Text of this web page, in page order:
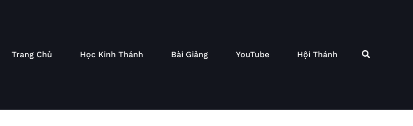
Trang Chủ Học Kinh Thánh Bài Giảng YouTube Hội Thánh